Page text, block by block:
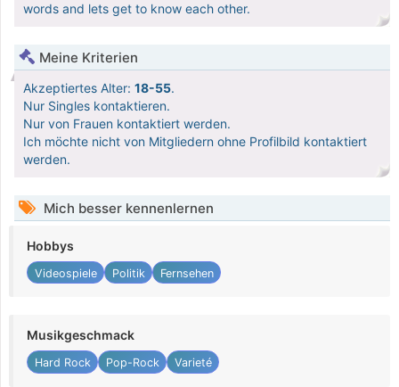
words and lets get to know each other.
Meine Kriterien
Akzeptiertes Alter: 18-55.
Nur Singles kontaktieren.
Nur von Frauen kontaktiert werden.
Ich möchte nicht von Mitgliedern ohne Profilbild kontaktiert
werden.
Mich besser kennenlernen
Hobbys
Videospiele Politik Fernsehen
Musikgeschmack
Hard Rock Pop-Rock Varieté